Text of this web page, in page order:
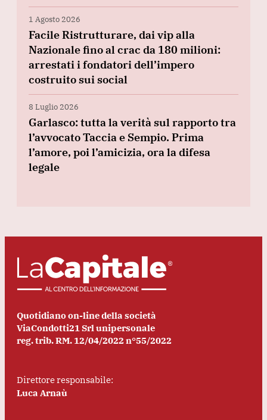
1 Agosto 2026
Facile Ristrutturare, dai vip alla
Nazionale fino al crac da 180 milioni:
arrestati i fondatori dell’impero
costruito sui social
8 Luglio 2026
Garlasco: tutta la verità sul rapporto tra
l’avvocato Taccia e Sempio. Prima
l’amore, poi l’amicizia, ora la difesa
legale
Quotidiano on-line della società
ViaCondotti21 Srl unipersonale
reg. trib. RM. 12/04/2022 n°55/2022
Direttore responsabile:
Luca Arnaù